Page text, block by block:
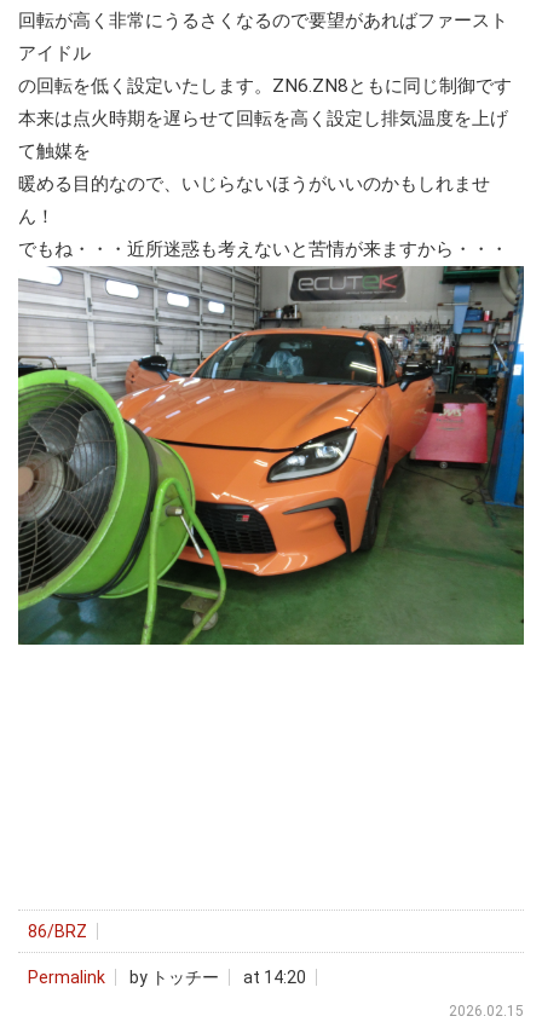
回転が高く非常にうるさくなるので要望があればファースト
アイドル
の回転を低く設定いたします。ZN6.ZN8ともに同じ制御です
本来は点火時期を遅らせて回転を高く設定し排気温度を上げ
て触媒を
暖める目的なので、いじらないほうがいいのかもしれませ
ん！
でもね・・・近所迷惑も考えないと苦情が来ますから・・・
86/BRZ
Permalink by トッチー at 14:20
2026.02.15